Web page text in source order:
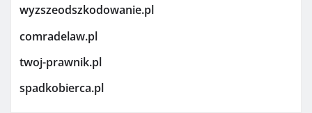
wyzszeodszkodowanie.pl
comradelaw.pl
twoj-prawnik.pl
spadkobierca.pl